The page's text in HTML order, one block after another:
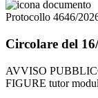
Protocollo 4646/
Circolare del
AVVISO
FIGURE tutor